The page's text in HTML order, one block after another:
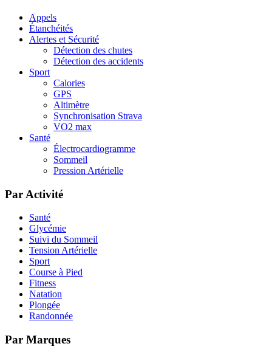
Appels
Étanchéités
Alertes et Sécurité
Détection des chutes
Détection des accidents
Sport
Calories
GPS
Altimètre
Synchronisation Strava
VO2 max
Santé
Électrocardiogramme
Sommeil
Pression Artérielle
Par Activité
Santé
Glycémie
Suivi du Sommeil
Tension Artérielle
Sport
Course à Pied
Fitness
Natation
Plongée
Randonnée
Par Marques